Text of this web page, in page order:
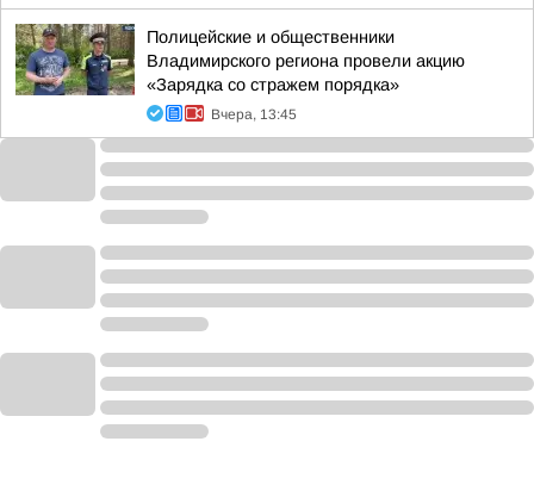
Полицейские и общественники
Владимирского региона провели акцию
«Зарядка со стражем порядка»
Вчера, 13:45